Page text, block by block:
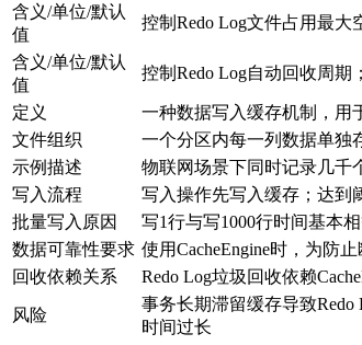
含义/单位/默认
值
控制Redo Log文件占用最
含义/单位/默认
值
控制Redo Log自动回收周期
定义 一种数据写入缓存机制，用
文件组织 一个分区内每一列数据单独
示例描述 物联网场景下同时记录几千
写入流程 写入操作先写入缓存；达到
批量写入原因 写1行与写1000行时间基本
数据可靠性要求 使用CacheEngine时，为防
回收依赖关系 Redo Log垃圾回收依赖
风险
事务长期滞留缓存导致
时间过长